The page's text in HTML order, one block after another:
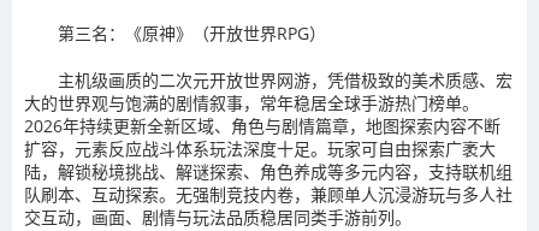
第三名：《原神》（开放世界RPG）
主机级画质的二次元开放世界网游，凭借极致的美术质感、宏
大的世界观与饱满的剧情叙事，常年稳居全球手游热门榜单。
2026年持续更新全新区域、角色与剧情篇章，地图探索内容不断
扩容，元素反应战斗体系玩法深度十足。玩家可自由探索广袤大
陆，解锁秘境挑战、解谜探索、角色养成等多元内容，支持联机组
队刷本、互动探索。无强制竞技内卷，兼顾单人沉浸游玩与多人社
交互动，画面、剧情与玩法品质稳居同类手游前列。